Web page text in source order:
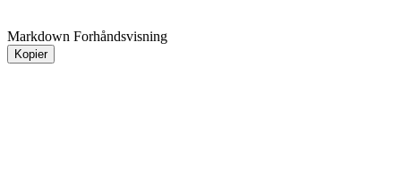
Markdown Forhåndsvisning
Kopier